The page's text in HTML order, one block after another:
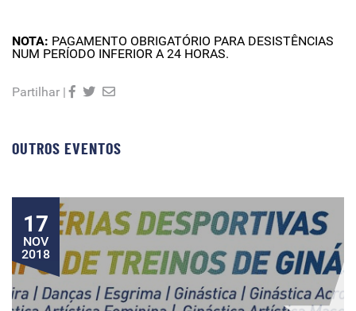
NOTA: PAGAMENTO OBRIGATÓRIO PARA DESISTÊNCIAS
NUM PERÍODO INFERIOR A 24 HORAS.
Partilhar |
OUTROS EVENTOS
17
NOV
2018